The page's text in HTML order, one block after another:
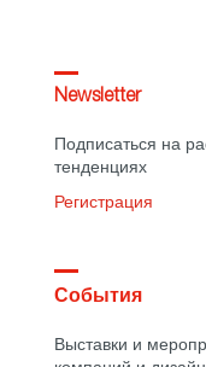
Newsletter
Подписаться на
тенденциях
Регистрация
События
Выставки и